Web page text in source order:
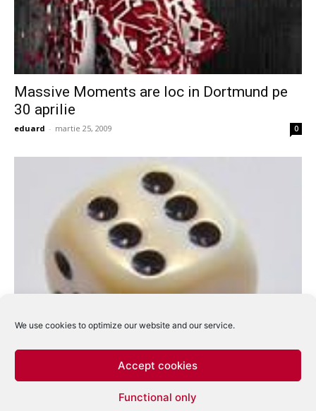
We use cookies to optimize our website and our service.
Accept cookies
Functional only
Massive Moments are loc in Dortmund pe
30 aprilie
eduard - martie 25, 2009 0